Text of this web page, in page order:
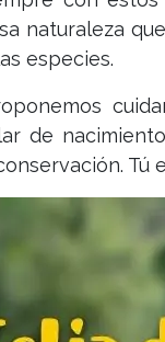
naturaleza
especies.
de